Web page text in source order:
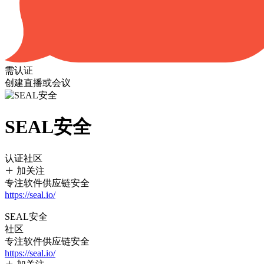
需认证
创建直播或会议
SEAL安全
认证社区
加关注
专注软件供应链安全
https://seal.io/
SEAL安全
社区
专注软件供应链安全
https://seal.io/